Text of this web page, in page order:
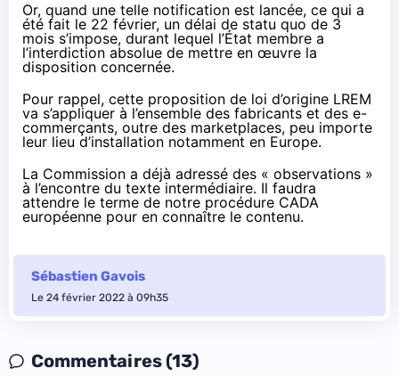
Or, quand une telle notification est lancée, ce qui a
été fait le 22 février, un délai de statu quo de 3
mois s’impose, durant lequel l’État membre a
l’interdiction absolue de mettre en œuvre la
disposition concernée.
Pour rappel, cette proposition de loi d’origine LREM
va s’appliquer à l’ensemble des fabricants et des e-
commerçants, outre des marketplaces, peu importe
leur lieu d’installation notamment en Europe.
La Commission a déjà adressé des « observations »
à l’encontre du texte intermédiaire. Il faudra
attendre le terme de notre procédure CADA
européenne pour en connaître le contenu.
Sébastien Gavois
Le 24 février 2022 à 09h35
Commentaires (13)